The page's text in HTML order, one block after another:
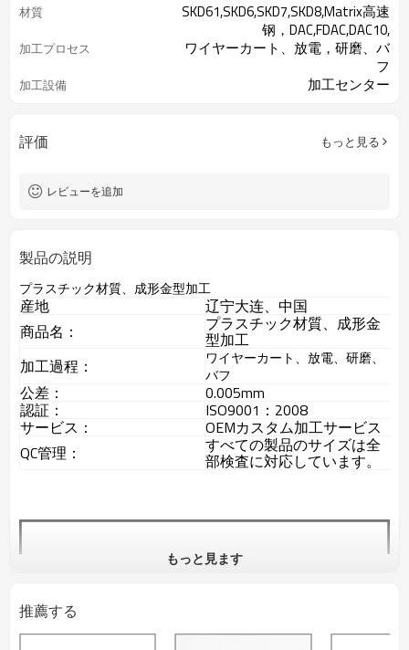
材質
SKD61,SKD6,SKD7,SKD8,Matrix高速
钢，DAC,FDAC,DAC10,
加工プロセス
ワイヤーカート、放電，研磨、バ
フ
加工設備 加工センター
評価 もっと見る
レビューを追加
製品の説明
プラスチック材質、成形金型加工
産地
辽宁大连、中国
商品名：
プラスチック材質、成形金
型加工
加工過程：
ワイヤーカート、放電、研磨、
バフ
公差： 0.005mm
認証： ISO9001：2008
サービス：
OEMカスタム加工サービス
QC管理：
すべての製品のサイズは全
部検査に対応しています。
もっと見ます
推薦する